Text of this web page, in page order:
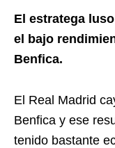
El estratega
el bajo
Benfica.
El Real Madrid
Benfica y ese
tenido bastante